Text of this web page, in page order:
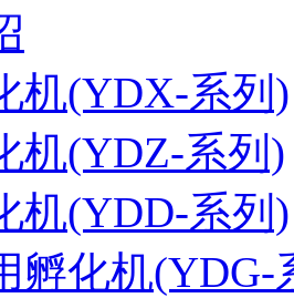
机(YDX-系列)
机(YDZ-系列)
机(YDD-系列)
孵化机(YDG-